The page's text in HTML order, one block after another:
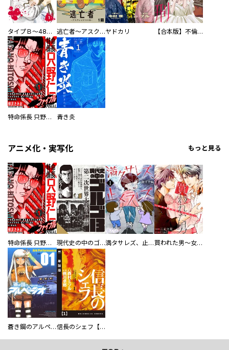
タイプＢ～48時間後、致死率100％～【単話】 逃亡者～アスクレピオスの杖～ヤドカリ 【合本版】不倫処刑
特命係長 只野仁ファイナル 愛蔵版 青き炎
アニメ化・実写化 もっと見る
特命係長 只野仁ファイナル 愛蔵版 現代史の中のゴルゴ13 満タサレズ、止メラレズ 買われた男～女性限定快感セラピスト～【描き下ろしおまけ付き特装版】
蒼き鋼のアルペジオ 信長のシェフ【単話版】